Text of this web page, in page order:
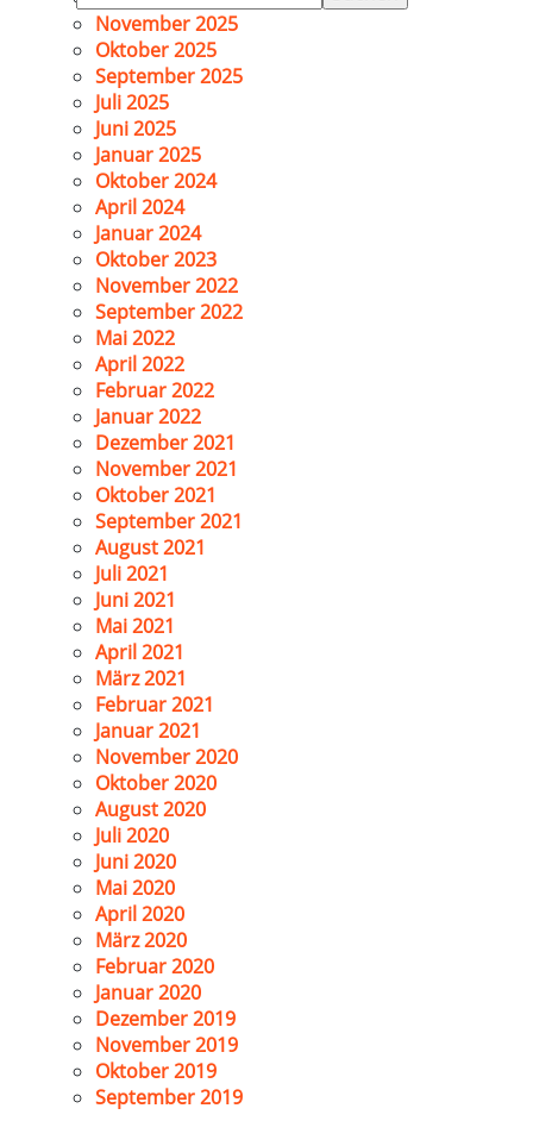
nach:
November 2025
Oktober 2025
September 2025
Juli 2025
Juni 2025
Januar 2025
Oktober 2024
April 2024
Januar 2024
Oktober 2023
November 2022
September 2022
Mai 2022
April 2022
Februar 2022
Januar 2022
Dezember 2021
November 2021
Oktober 2021
September 2021
August 2021
Juli 2021
Juni 2021
Mai 2021
April 2021
März 2021
Februar 2021
Januar 2021
November 2020
Oktober 2020
August 2020
Juli 2020
Juni 2020
Mai 2020
April 2020
März 2020
Februar 2020
Januar 2020
Dezember 2019
November 2019
Oktober 2019
September 2019